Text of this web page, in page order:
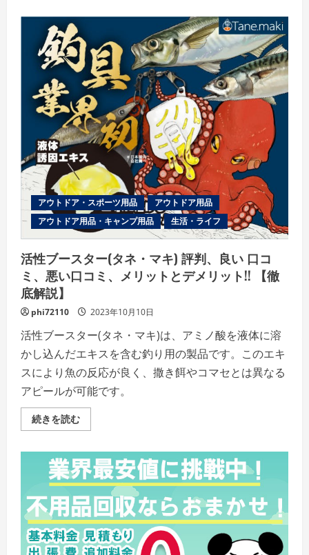
魚
臭
撃
退
ウ
エ
ッ
ト
タ
オ
ル
の
評
判、
良
い
口
コ
ミ、
悪
い
口
コ
ミ、
メ
リ
ッ
ト
メ
ッ
ト
は
ど
う
な
の？
【徹
底
解
細
を
ご
覧
く
だ
さ
い
アウトドア・スポーツ用品
アウトドア用品
アウトドア用品・キャンプ用品
生活・ライフ
活性ブースター(タネ・マキ) 評判、良い 口コ
ミ、悪い口コミ、メリットとデメリット!! 【徹
底解説】
phi72110 2023年10月10日
活性ブースター(タネ・マキ)は、アミノ酸を液体に溶
かし込んだエキスを含む釣り用の製品です。このエキ
スにより魚の反応が良く、撒き餌やコマセとは異なる
アピールが可能です。
続きを読む活
性
ス
タ
ー
(タ
ネ・
マ
キ)
評
判、
良